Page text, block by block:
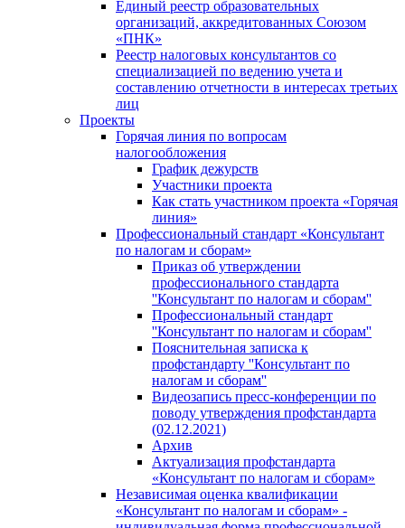
Единый реестр образовательных
организаций, аккредитованных Союзом
«ПНК»
Реестр налоговых консультантов со
специализацией по ведению учета и
составлению отчетности в интересах третьих
лиц
Проекты
Горячая линия по вопросам
налогообложения
График дежурств
Участники проекта
Как стать участником проекта «Горячая
линия»
Профессиональный стандарт «Консультант
по налогам и сборам»
Приказ об утверждении
профессионального стандарта
''Консультант по налогам и сборам''
Профессиональный стандарт
''Консультант по налогам и сборам''
Пояснительная записка к
профстандарту ''Консультант по
налогам и сборам''
Видеозапись пресс-конференции по
поводу утверждения профстандарта
(02.12.2021)
Архив
Актуализация профстандарта
«Консультант по налогам и сборам»
Независимая оценка квалификации
«Консультант по налогам и сборам» -